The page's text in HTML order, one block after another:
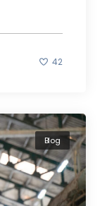
42
Blog